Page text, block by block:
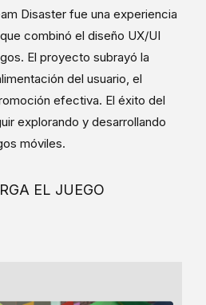
Disaster fue una experiencia
combinó el diseño UX/UI
El proyecto subrayó la
del usuario, el
efectiva. El éxito del
explorando y desarrollando
móviles.
EL JUEGO